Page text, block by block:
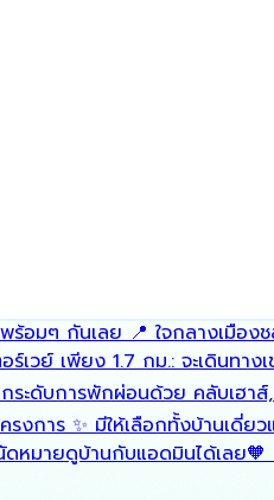
อมๆ กันเลย 📍 ใจกลางเมือ
เวย์ เพียง 1.7 กม.: จะเดินท
ดับการพักผ่อนด้วย คลับเฮา
งการ ✨ มีให้เลือกทั้งบ้านเ
หมายดูบ้านกับแอดมินได้เลย